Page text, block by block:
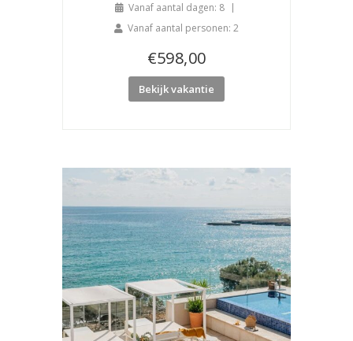
Vanaf aantal dagen: 8
Vanaf aantal personen: 2
€598,00
Bekijk vakantie